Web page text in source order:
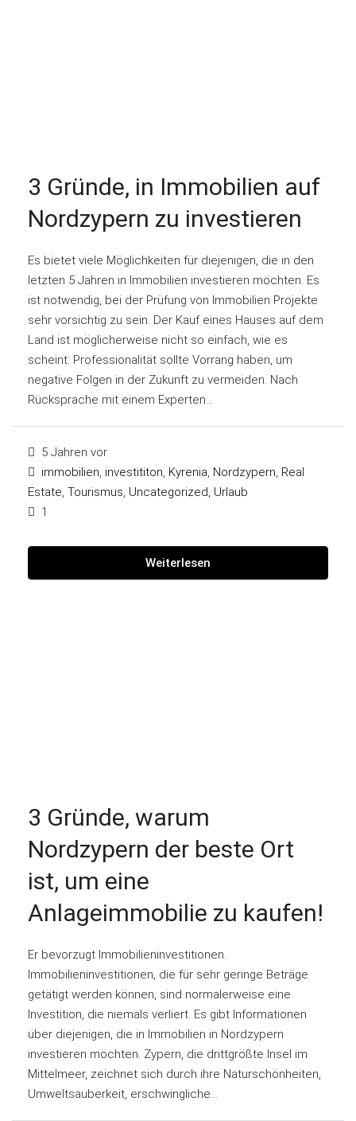
3 Gründe, in Immobilien auf
Nordzypern zu investieren
Es bietet viele Möglichkeiten für diejenigen, die in den
letzten 5 Jahren in Immobilien investieren möchten. Es
ist notwendig, bei der Prüfung von Immobilien Projekte
sehr vorsichtig zu sein. Der Kauf eines Hauses auf dem
Land ist möglicherweise nicht so einfach, wie es
scheint. Professionalität sollte Vorrang haben, um
negative Folgen in der Zukunft zu vermeiden. Nach
Rücksprache mit einem Experten...
5 Jahren vor
immobilien, investititon, Kyrenia, Nordzypern, Real
Estate, Tourismus, Uncategorized, Urlaub
1
Weiterlesen
3 Gründe, warum
Nordzypern der beste Ort
ist, um eine
Anlageimmobilie zu kaufen!
Er bevorzugt Immobilieninvestitionen.
Immobilieninvestitionen, die für sehr geringe Beträge
getätigt werden können, sind normalerweise eine
Investition, die niemals verliert. Es gibt Informationen
über diejenigen, die in Immobilien in Nordzypern
investieren möchten. Zypern, die drittgrößte Insel im
Mittelmeer, zeichnet sich durch ihre Naturschönheiten,
Umweltsauberkeit, erschwingliche...